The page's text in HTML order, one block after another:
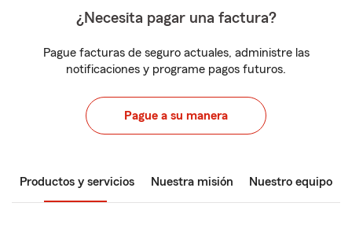
¿Necesita pagar una factura?
Pague facturas de seguro actuales, administre las
notificaciones y programe pagos futuros.
Pague a su manera
Productos y servicios Nuestra misión Nuestro equipo